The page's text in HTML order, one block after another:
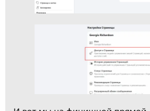
Мы оказались в разделе
подраздел “Доступ к